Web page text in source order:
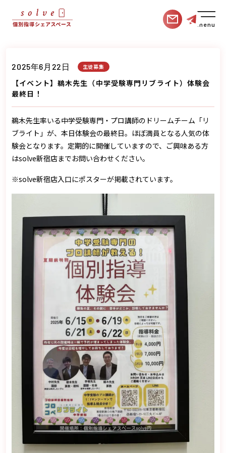
menu
2025年6月22日 生徒募集
【イベント】鵜木先生（中学受験専門リブライト）体験会
最終日！
鵜木先生率いる中学受験専門・プロ講師のドリームチーム「リ
ブライト」が、本日体験会の最終日。ほぼ満員となる人気の体
験会となります。定期的に開催していますので、ご興味ある方
はsolve新宿店までお問い合わせください。
※solve新宿店入口にポスターが掲載されています。